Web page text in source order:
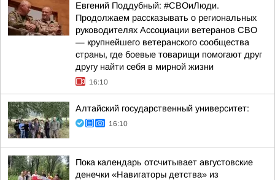
Евгений Поддубный: #СВОиЛюди.
Продолжаем рассказывать о региональных
руководителях Ассоциации ветеранов СВО
— крупнейшего ветеранского сообщества
страны, где боевые товарищи помогают друг
другу найти себя в мирной жизни
16:10
Алтайский государственный университет:
16:10
Пока календарь отсчитывает августовские
денечки «Навигаторы детства» из